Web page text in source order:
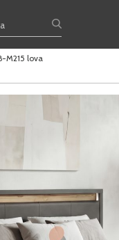
M215 lova